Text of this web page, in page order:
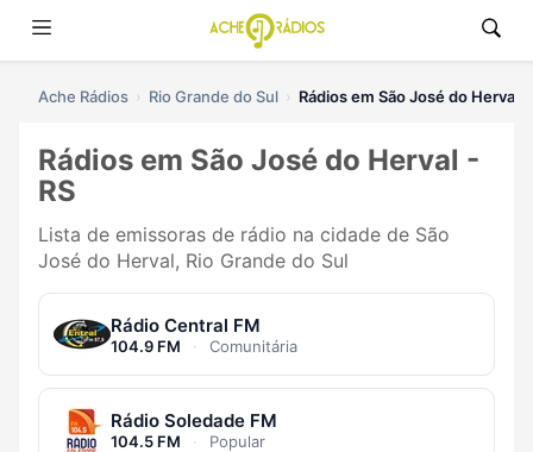
Ache Rádios Rio Grande do Sul Rádios em São José do Herval
Rádios em São José do Herval -
RS
Lista de emissoras de rádio na cidade de São
José do Herval, Rio Grande do Sul
Rádio Central FM
104.9 FM · Comunitária
Rádio Soledade FM
104.5 FM · Popular